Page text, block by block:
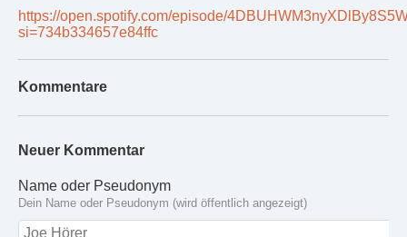
https://open.spotify.com/episode/
si=734b334657e84ffc
Kommentare
Neuer Kommentar
Name oder Pseudonym
Dein Name oder Pseudonym (wird öffentlich angezeigt)